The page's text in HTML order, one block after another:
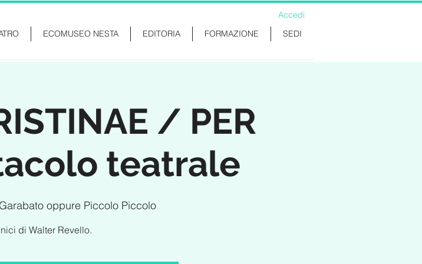
Accedi
ECOMUSEO NESTA EDITORIA FORMAZIONE SEDI
/ PER
teatrale
oppure Piccolo Piccolo
di Walter Revello.